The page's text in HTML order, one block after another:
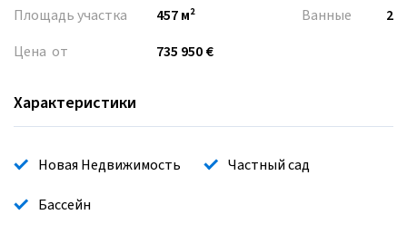
Площадь участка
457 м²
Цена от
735 950 €
Ванные
2
Характеристики
Новая Недвижимость
Частный сад
Бассейн